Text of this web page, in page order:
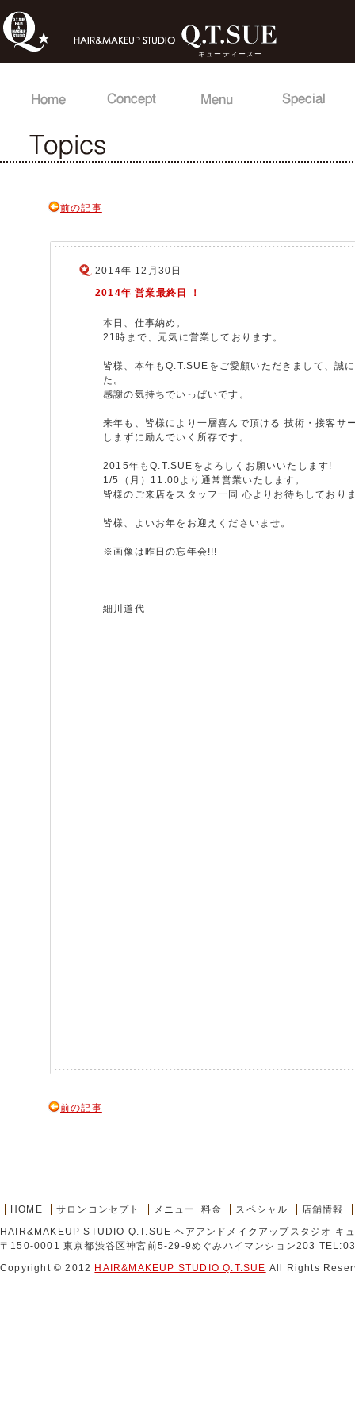
キューティースー
前の記事
2014年 12月30日
2014年 営業最終日 ！
本日、仕事納め。
21時まで、元気に営業しております。
皆様、本年もQ.T.SUEをご愛顧いただきまして、誠
た。
感謝の気持ちでいっぱいです。
来年も、皆様により一層喜んで頂ける 技術・接客サ
しまずに励んでいく所存です。
2015年もQ.T.SUEをよろしくお願いいたします!
1/5（月）11:00より通常営業いたします。
皆様のご来店をスタッフ一同 心よりお待ちしており
皆様、よいお年をお迎えくださいませ。
※画像は昨日の忘年会!!!
細川道代
前の記事
HOME サロンコンセプト メニュー･料金 スペシャル
店舗情報
HAIR&MAKEUP STUDIO Q.T.SUE ヘアアンドメイクアップスタジオ キ
〒150-0001 東京都渋谷区神宮前5-29-9めぐみハイマンション203
Copyright © 2012 HAIR&MAKEUP STUDIO Q.T.SUE All Rights